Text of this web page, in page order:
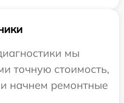
мы
точную стоимость,
начнем ремонтные